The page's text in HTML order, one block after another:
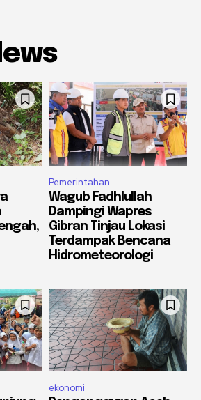
Pemerintahan
Wagub Fadhlullah
Dampingi Wapres
Gibran Tinjau Lokasi
Terdampak Bencana
Hidrometeorologi
ekonomi